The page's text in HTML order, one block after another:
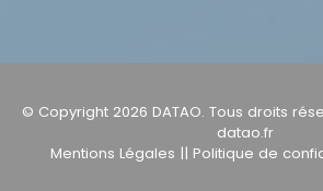
© Copyright 2026 DATAO. Tous droits
datao.fr
Mentions Légales || Politique de